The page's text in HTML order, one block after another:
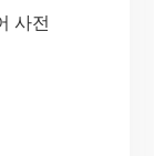
사전